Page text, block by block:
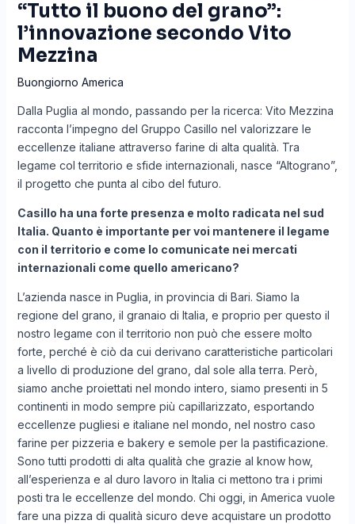
“Tutto il buono del grano”:
l’innovazione secondo Vito
Mezzina
Buongiorno America
Dalla Puglia al mondo, passando per la ricerca: Vito Mezzina
racconta l’impegno del Gruppo Casillo nel valorizzare le
eccellenze italiane attraverso farine di alta qualità. Tra
legame col territorio e sfide internazionali, nasce “Altograno”,
il progetto che punta al cibo del futuro.
Casillo ha una forte presenza e molto radicata nel sud
Italia. Quanto è importante per voi mantenere il legame
con il territorio e come lo comunicate nei mercati
internazionali come quello americano?
L’azienda nasce in Puglia, in provincia di Bari. Siamo la
regione del grano, il granaio di Italia, e proprio per questo il
nostro legame con il territorio non può che essere molto
forte, perché è ciò da cui derivano caratteristiche particolari
a livello di produzione del grano, dal sole alla terra. Però,
siamo anche proiettati nel mondo intero, siamo presenti in 5
continenti in modo sempre più capillarizzato, esportando
eccellenze pugliesi e italiane nel mondo, nel nostro caso
farine per pizzeria e bakery e semole per la pastificazione.
Sono tutti prodotti di alta qualità che grazie al know how,
all’esperienza e al duro lavoro in Italia ci mettono tra i primi
posti tra le eccellenze del mondo. Chi oggi, in America vuole
fare una pizza di qualità sicuro deve acquistare un prodotto